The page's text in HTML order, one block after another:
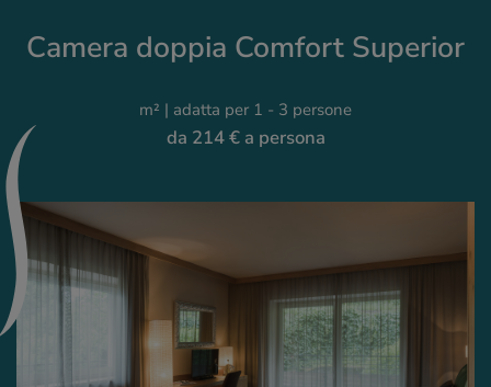
Camera doppia Comfort Superior
m² | adatta per 1 - 3 persone
da 214 € a persona